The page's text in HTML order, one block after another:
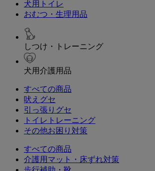
犬用トイレ
おむつ・生理用品
しつけ・トレーニング
犬用介護用品
すべての商品
吠えグセ
引っ張りグセ
トイレトレーニング
その他お困り対策
すべての商品
介護用マット・床ずれ対策